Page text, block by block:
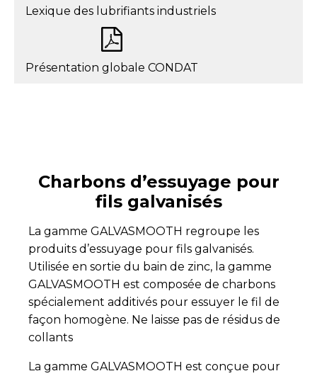
Lexique des lubrifiants industriels
Présentation globale CONDAT
Charbons d’essuyage pour
fils galvanisés
La gamme GALVASMOOTH regroupe les
produits d’essuyage pour fils galvanisés.
Utilisée en sortie du bain de zinc, la gamme
GALVASMOOTH est composée de charbons
spécialement additivés pour essuyer le fil de
façon homogène. Ne laisse pas de résidus de
collants
La gamme GALVASMOOTH est conçue pour